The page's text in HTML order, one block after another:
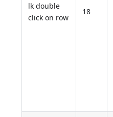
lk double
click on row
18